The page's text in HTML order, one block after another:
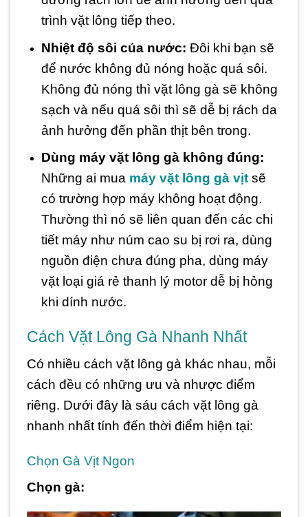
trình vặt lông tiếp theo.
Nhiệt độ sôi của nước: Đôi khi bạn sẽ
để nước không đủ nóng hoặc quá sôi.
Không đủ nóng thì vặt lông gà sẽ không
sạch và nếu quá sôi thì sẽ dễ bị rách da
ảnh hưởng đến phần thịt bên trong.
Dùng máy vặt lông gà không đúng:
Những ai mua máy vặt lông gà vịtsẽ
có trường hợp máy không hoạt động.
Thường thì nó sẽ liên quan đến các chi
tiết máy như núm cao su bị rơi ra, dùng
nguồn điện chưa đúng pha, dùng máy
vặt loại giá rẻ thanh lý motor dễ bị hỏng
khi dính nước.
Cách Vặt Lông Gà Nhanh Nhất
Có nhiều cách vặt lông gà khác nhau, mỗi
cách đều có những ưu và nhược điểm
riêng. Dưới đây là sáu cách vặt lông gà
nhanh nhất tính đến thời điểm hiện tại:
Chọn Gà Vịt Ngon
Chọn gà: